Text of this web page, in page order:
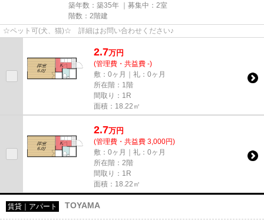
築年数：築35年 ｜募集中： 2室
階数：2階建
☆ペット可(犬、猫)☆ 詳細はお問い合わせください♪
2.7万円
(管理費・共益費 -)
敷：0ヶ月｜礼：0ヶ月
所在階：1階
間取り：1R
面積：18.22㎡
2.7万円
(管理費・共益費 3,000円)
敷：0ヶ月｜礼：0ヶ月
所在階：2階
間取り：1R
面積：18.22㎡
賃貸｜アパート TOYAMA